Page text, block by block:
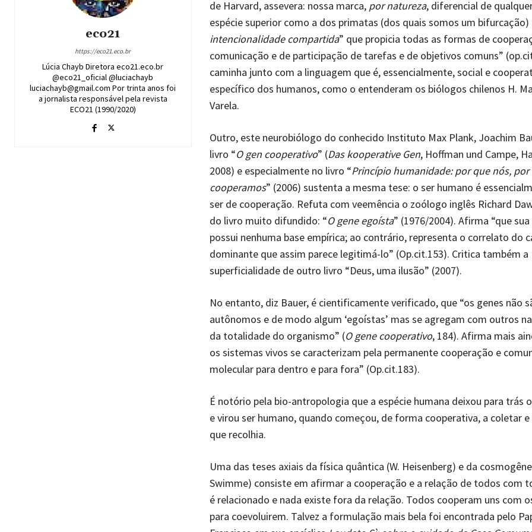
eco21
https://eco21.eco.br
Lúcia Chayb Diretora eco21.eco.br
@eco21_oficial @luciachayb
luciachayb@gmail.com Por trinta anos foi
a jornalista responsável pela revista
ECO21 (1990/2020)
de Harvard, assevera: nossa marca, por natureza, diferencial de
espécie superior como a dos primatas (dos quais somos um bifurcação)
intencionalidade compartida” que propicia todas as formas de
comunicação e de participação de tarefas e de objetivos comuns”
caminha junto com a linguagem que é, essencialmente, social e
específico dos humanos, como o entenderam os biólogos chilenos H.
Varela.
Outro, este neurobiólogo do conhecido Instituto Max Plank, Joachim
livro “O gen cooperativo” (Das kooperative Gen, Hoffman und Campe,
2008) e especialmente no livro “Princípio humanidade: por que nós, por
cooperamos” (2006) sustenta a mesma tese: o ser humano é
ser de cooperação. Refuta com veemência o zoólogo inglês Richard
do livro muito difundido: “O gene egoísta” (1976/2004). Afirma “que
possui nenhuma base empírica; ao contrário, representa o correlato do
dominante que assim parece legitimá-lo” (Op.cit.153). Critica também a
superficialidade de outro livro “Deus, uma ilusão” (2007).
No entanto, diz Bauer, é cientificamente verificado, que “os genes não
autônomos e de modo algum ‘egoístas’ mas se agregam com outros
da totalidade do organismo” (O gene cooperativo, 184). Afirma mais
os sistemas vivos se caracterizam pela permanente cooperação e
molecular para dentro e para fora” (Op.cit.183).
É notório pela bio-antropologia que a espécie humana deixou para trás
e virou ser humano, quando começou, de forma cooperativa, a coletar
que recolhia.
Uma das teses axiais da física quântica (W. Heisenberg) e da
Swimme) consiste em afirmar a cooperação e a relação de todos com
é relacionado e nada existe fora da relação. Todos cooperam uns com
para coevoluirem. Talvez a formulação mais bela foi encontrada pelo